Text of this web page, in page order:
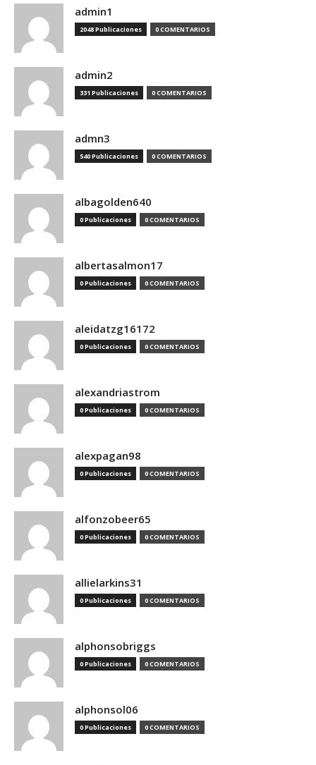
admin1
2048 Publicaciones 0 COMENTARIOS
admin2
331 Publicaciones 0 COMENTARIOS
admn3
540 Publicaciones 0 COMENTARIOS
albagolden640
0 Publicaciones 0 COMENTARIOS
albertasalmon17
0 Publicaciones 0 COMENTARIOS
aleidatzg16172
0 Publicaciones 0 COMENTARIOS
alexandriastrom
0 Publicaciones 0 COMENTARIOS
alexpagan98
0 Publicaciones 0 COMENTARIOS
alfonzobeer65
0 Publicaciones 0 COMENTARIOS
allielarkins31
0 Publicaciones 0 COMENTARIOS
alphonsobriggs
0 Publicaciones 0 COMENTARIOS
alphonsol06
0 Publicaciones 0 COMENTARIOS